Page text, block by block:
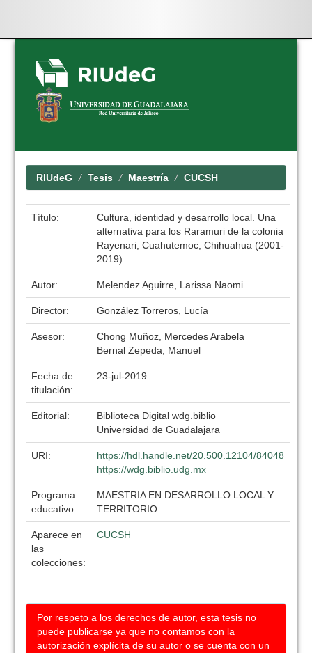
Skip
navigation
RIUdeG Tesis Maestría CUCSH
Título:
Cultura, identidad y desarrollo local. Una
alternativa para los Raramuri de la colonia
Rayenari, Cuahutemoc, Chihuahua (2001-
2019)
Autor: Melendez Aguirre, Larissa Naomi
Director: González Torreros, Lucía
Asesor:
Chong Muñoz, Mercedes Arabela
Bernal Zepeda, Manuel
Fecha de
titulación:
23-jul-2019
Editorial:
Biblioteca Digital wdg.biblio
Universidad de Guadalajara
URI:
https://hdl.handle.net/20.500.12104/84048
https://wdg.biblio.udg.mx
Programa
educativo:
MAESTRIA EN DESARROLLO LOCAL Y
TERRITORIO
Aparece en
las
colecciones:
CUCSH
Por respeto a los derechos de autor, esta tesis no
puede publicarse ya que no contamos con la
autorización explícita de su autor o se cuenta con un